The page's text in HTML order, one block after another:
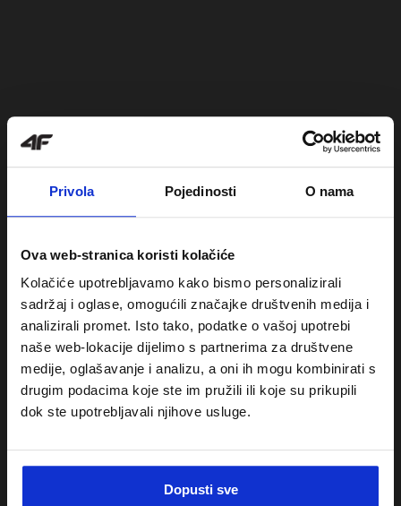
Privola Pojedinosti O nama
Ova web-stranica koristi kolačiće
Kolačiće upotrebljavamo kako bismo personalizirali
sadržaj i oglase, omogućili značajke društvenih medija i
analizirali promet. Isto tako, podatke o vašoj upotrebi
naše web-lokacije dijelimo s partnerima za društvene
medije, oglašavanje i analizu, a oni ih mogu kombinirati s
drugim podacima koje ste im pružili ili koje su prikupili
dok ste upotrebljavali njihove usluge.
Dopusti sve